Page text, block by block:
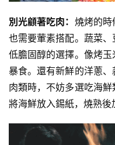
動
訓
練
得
力
量
別光顧著吃肉： 燒烤的時
也需要葷素搭配。蔬菜、
低膽固醇的選擇。像烤
暴食。還有新鮮的洋蔥
肉類時，不妨多選吃海
將海鮮放入錫紙，燒熟後